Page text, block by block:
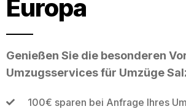
Europa
Genießen Sie die besonderen
Umzugsservices für Umzüge
100€ sparen bei Anfrage Ihres